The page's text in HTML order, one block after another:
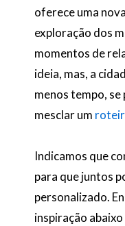
oferece uma
exploração dos
momentos de
ideia, mas, a
menos tempo,
mesclar um
Indicamos que
para que juntos
personalizado.
inspiração